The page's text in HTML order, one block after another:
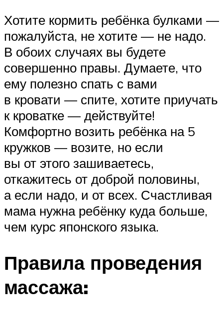
Хотите кормить ребёнка булками —
пожалуйста, не хотите — не надо.
В обоих случаях вы будете
совершенно правы. Думаете, что
ему полезно спать с вами
в кровати — спите, хотите приучать
к кроватке — действуйте!
Комфортно возить ребёнка на 5
кружков — возите, но если
вы от этого зашиваетесь,
откажитесь от доброй половины,
а если надо, и от всех. Счастливая
мама нужна ребёнку куда больше,
чем курс японского языка.
Правила проведения
массажа: